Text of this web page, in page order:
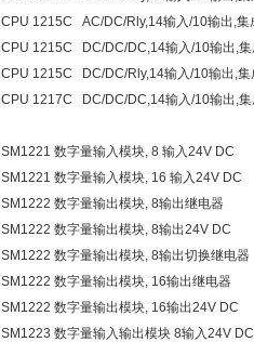
CPU 1215C AC/DC/Rly,14输入/10输出,集
CPU 1215C DC/DC/DC,14输入/10输出,集
CPU 1215C DC/DC/Rly,14输入/10输出,集
CPU 1217C DC/DC/DC,14输入/10输出,集
SM1221 数字量输入模块, 8 输入24V DC
SM1221 数字量输入模块, 16 输入24V DC
SM1222 数字量输出模块, 8输出继电器
SM1222 数字量输出模块, 8输出24V DC
SM1222 数字量输出模块, 8输出切换继电器
SM1222 数字量输出模块, 16输出继电器
SM1222 数字量输出模块, 16输出24V DC
SM1223 数字量输入输出模块 8输入24V